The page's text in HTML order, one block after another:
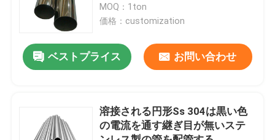
お問い合わせ
ニュース
見積依頼
MOQ：1ton
価格：customization
ベストプライス お問い合わせ
溶接される円形Ss 304は黒い色
の電流を通す継ぎ目が無いステ